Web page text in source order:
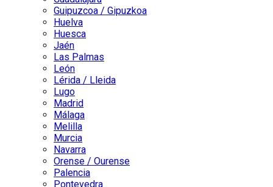
Guipuzcoa / Gipuzkoa
Huelva
Huesca
Jaén
Las Palmas
León
Lérida / Lleida
Lugo
Madrid
Málaga
Melilla
Murcia
Navarra
Orense / Ourense
Palencia
Pontevedra